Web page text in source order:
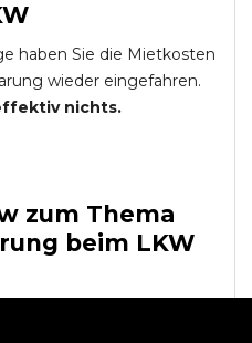
haben Sie die Mietkosten
wieder eingefahren.
nichts.
zum Thema
beim LKW